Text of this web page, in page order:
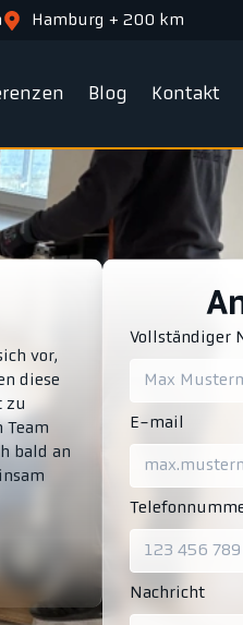
Hamburg + 200 km
Blog Kontakt
vor,
diese
zu
Team
bald an
Vollständiger
E-mail
Nachricht